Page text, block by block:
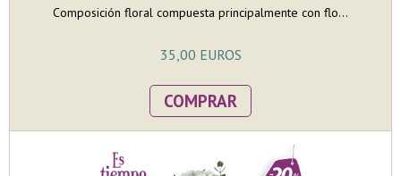
Composición floral compuesta principalmente con flo...
35,00 EUROS
COMPRAR